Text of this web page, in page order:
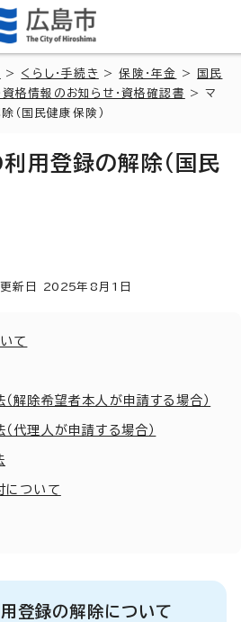
> くらし・手続き >保険・年金 >
国民
資格情報のお知らせ・資格確認書
> マ
（国民健康保険）
用登録の解除（国民
日 2025年8月1日
て
解除希望者本人が申請する場合）
代理人が申請する場合）
ついて
登録の解除について